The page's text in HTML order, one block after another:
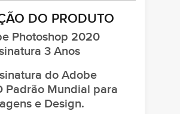
DO PRODUTO
Photoshop 2020
3 Anos
do Adobe
Padrão Mundial para
e Design.